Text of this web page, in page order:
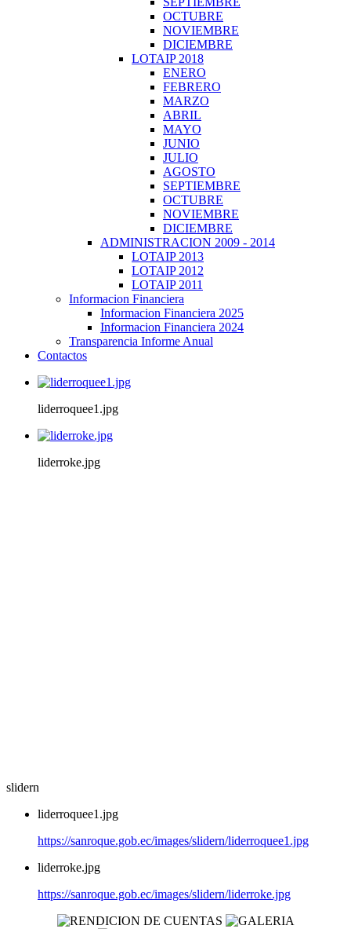
OCTUBRE
NOVIEMBRE
DICIEMBRE
LOTAIP 2018
ENERO
FEBRERO
MARZO
ABRIL
MAYO
JUNIO
JULIO
AGOSTO
SEPTIEMBRE
OCTUBRE
NOVIEMBRE
DICIEMBRE
ADMINISTRACION 2009 - 2014
LOTAIP 2013
LOTAIP 2012
LOTAIP 2011
Informacion Financiera
Informacion Financiera 2025
Informacion Financiera 2024
Transparencia Informe Anual
Contactos
liderroquee1.jpg
liderroke.jpg
slidern
liderroquee1.jpg
https://sanroque.gob.ec/images/slidern/liderroquee1.jpg
liderroke.jpg
https://sanroque.gob.ec/images/slidern/liderroke.jpg